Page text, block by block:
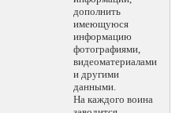
дополнить
имеющуюся
информацию
фотографиями,
видеоматериалами
и другими
данными.
На каждого воина